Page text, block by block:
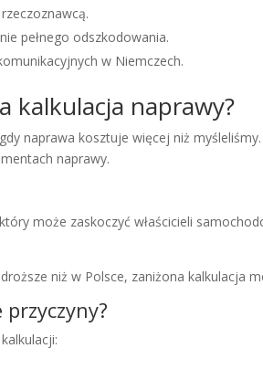
pełnego odszkodowania.
w Niemczech.
kalkulacja naprawy?
naprawa kosztuje więcej niż
naprawy.
może zaskoczyć właścicieli
niż w Polsce, zaniżona kalkulacja